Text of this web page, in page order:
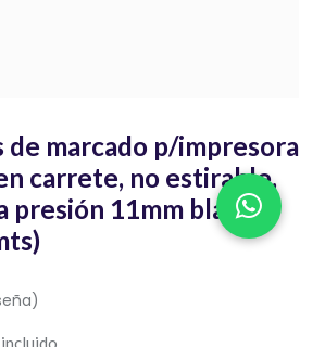
de marcado p/impresora
carrete, no estirable,
presión 11mm blanco